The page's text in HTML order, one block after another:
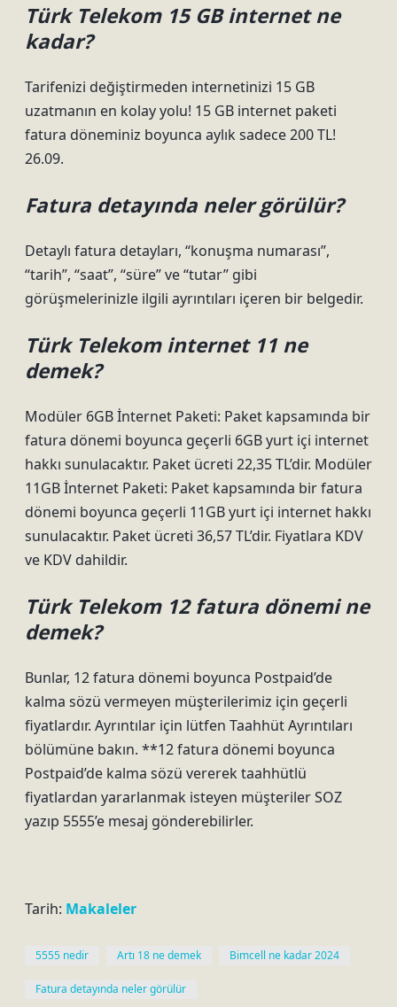
Türk Telekom 15 GB internet ne
kadar?
Tarifenizi değiştirmeden internetinizi 15 GB
uzatmanın en kolay yolu! 15 GB internet paketi
fatura döneminiz boyunca aylık sadece 200 TL! ​
26.09.
Fatura detayında neler görülür?
Detaylı fatura detayları, “konuşma numarası”,
“tarih”, “saat”, “süre” ve “tutar” gibi
görüşmelerinizle ilgili ayrıntıları içeren bir belgedir.
Türk Telekom internet 11 ne
demek?
Modüler 6GB İnternet Paketi: Paket kapsamında bir
fatura dönemi boyunca geçerli 6GB yurt içi internet
hakkı sunulacaktır. Paket ücreti 22,35 TL’dir. Modüler
11GB İnternet Paketi: Paket kapsamında bir fatura
dönemi boyunca geçerli 11GB yurt içi internet hakkı
sunulacaktır. Paket ücreti 36,57 TL’dir. Fiyatlara KDV
ve KDV dahildir.
Türk Telekom 12 fatura dönemi ne
demek?
Bunlar, 12 fatura dönemi boyunca Postpaid’de
kalma sözü vermeyen müşterilerimiz için geçerli
fiyatlardır. Ayrıntılar için lütfen Taahhüt Ayrıntıları
bölümüne bakın. **12 fatura dönemi boyunca
Postpaid’de kalma sözü vererek taahhütlü
fiyatlardan yararlanmak isteyen müşteriler SOZ
yazıp 5555’e mesaj gönderebilirler.
Tarih: Makaleler
5555 nedir Artı 18 ne demek Bimcell ne kadar 2024
Fatura detayında neler görülür